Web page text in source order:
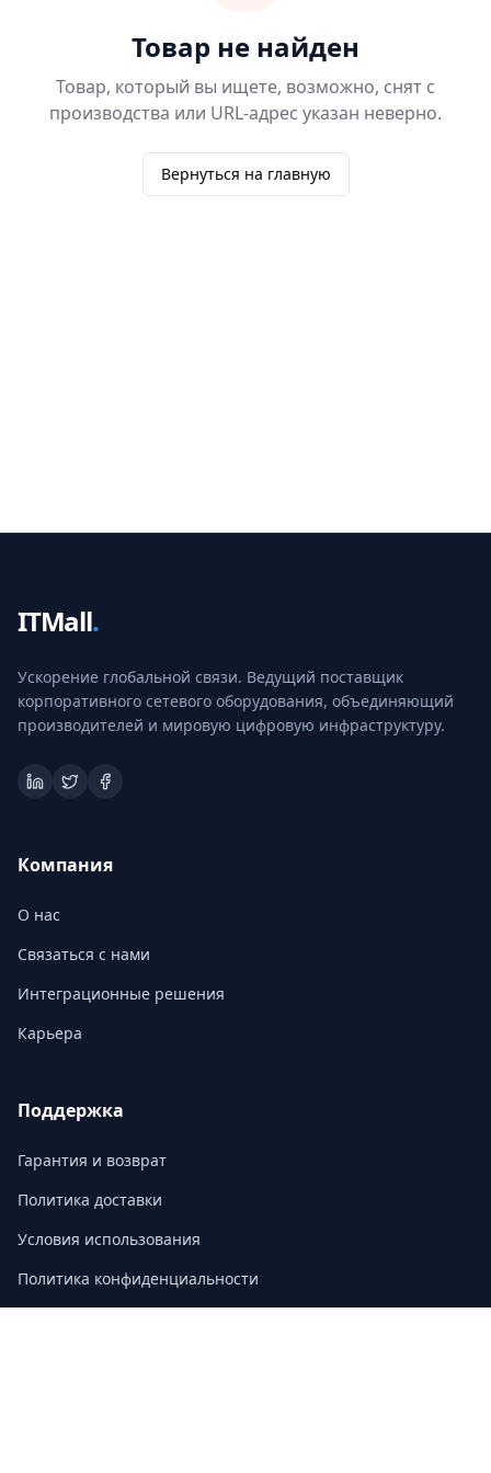
Товар не найден
Товар, который вы ищете, возможно, снят с
производства или URL-адрес указан неверно.
Вернуться на главную
ITMall.
Ускорение глобальной связи. Ведущий поставщик
корпоративного сетевого оборудования, объединяющий
производителей и мировую цифровую инфраструктуру.
Компания
О нас
Связаться с нами
Интеграционные решения
Карьера
Поддержка
Гарантия и возврат
Политика доставки
Условия использования
Политика конфиденциальности